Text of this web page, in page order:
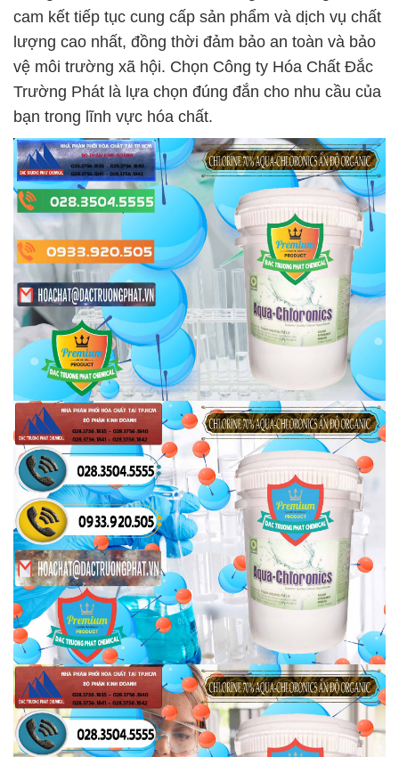
cam kết tiếp tục cung cấp sản phẩm và dịch vụ chất
lượng cao nhất, đồng thời đảm bảo an toàn và bảo
vệ môi trường xã hội. Chọn Công ty Hóa Chất Đắc
Trường Phát là lựa chọn đúng đắn cho nhu cầu của
bạn trong lĩnh vực hóa chất.